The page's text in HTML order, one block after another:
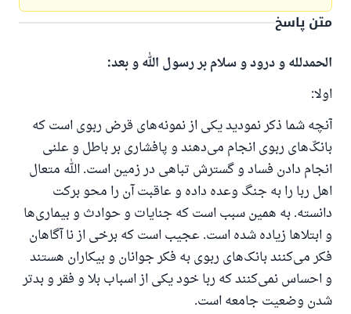
متن پاسخ
الحمدلله و درود و سلام بر رسول الله و بعد:
اولا:
آنچه شما ذکر نمودید یکی از نمونه‌های قرض ربوی است که
بانک‌ّهای ربوی انجام می‌دهند و پافشاری بر باطل و علنی
انجام دادن فساد و گسترش تباهی در زمین است. الله متعال
اهل ربا را به جنگ وعده داده و عاقبت آن را محو برکت
دانسته. به همین سبب است که جنایات و حوادث و بیماری‌ها
و ابتلاها زیاده شده است. عجیب است که برخی از نا آگاهان
فکر می‌کنند بانک‌های ربوی به فکر جوانان و بیکاران هستند
و احساس نمی‌کنند که ربا خود یکی از اسباب بلا و فقر و بدتر
شدن وضعیت جامعه است.